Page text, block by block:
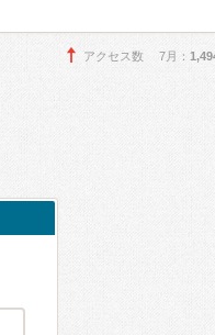
アクセス数 7月：